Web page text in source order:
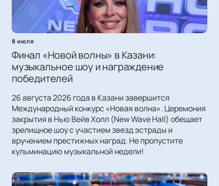
8 июля
Финал «Новой волны» в Казани:
музыкальное шоу и награждение
победителей
26 августа 2026 года в Казани завершится
Международный конкурс «Новая волна». Церемония
закрытия в Нью Вейв Холл (New Wave Hall) обещает
зрелищное шоу с участием звезд эстрады и
вручением престижных наград. Не пропустите
кульминацию музыкальной недели!